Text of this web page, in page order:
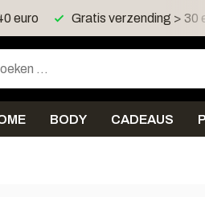
euro Gratis verzending > 30
BODY CADEAUS